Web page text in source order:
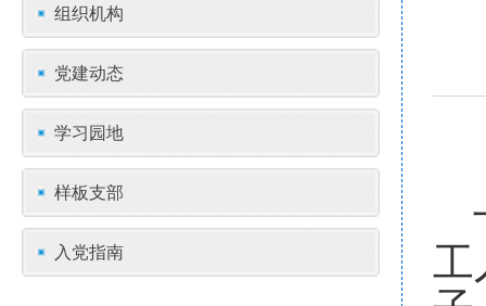
组织机构
党建动态
学习园地
样板支部
入党指南
工